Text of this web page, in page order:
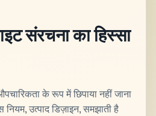
संरचना का हिस्सा
के रूप में छिपाया नहीं जाना
उत्पाद डिज़ाइन, समझाती है